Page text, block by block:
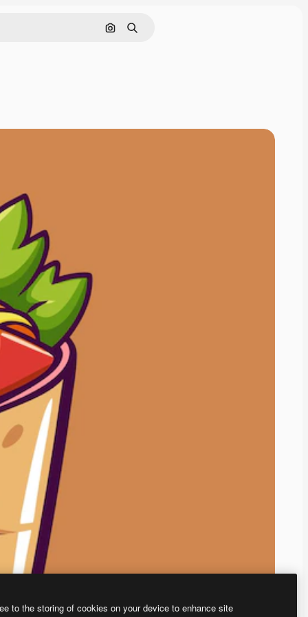
Поиск по изображению
Поиск
нашего генератора изображений на основе ИИ.
to the storing of cookies on your device to enhance site